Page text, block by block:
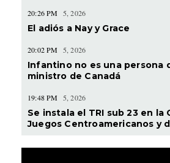
20:26 PM 5, 2026
El adiós a Nay y Grace
20:02 PM 5, 2026
Infantino no es una persona
ministro de Canadá
19:48 PM 5, 2026
Se instala el TRI sub 23 en la
Juegos Centroamericanos y